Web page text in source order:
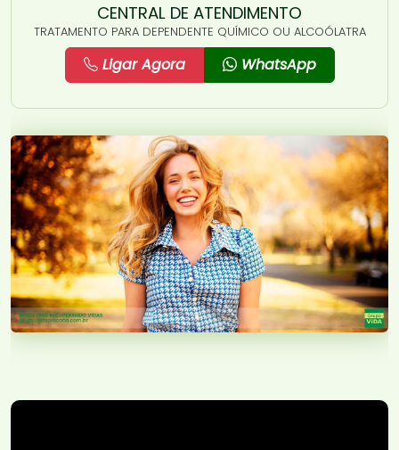
CENTRAL DE ATENDIMENTO
TRATAMENTO PARA DEPENDENTE QUÍMICO OU ALCOÓLATRA
Ligar Agora WhatsApp